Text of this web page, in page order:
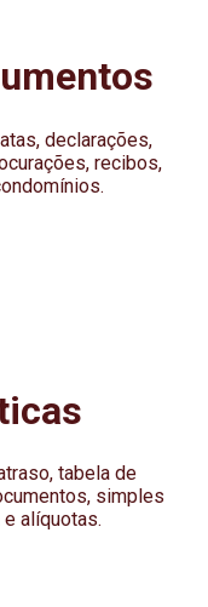
declarações,
recibos,
tabela de
simples
alíquotas.